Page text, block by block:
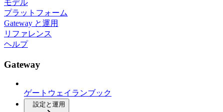
モデル
プラットフォーム
Gateway と運用
リファレンス
ヘルプ
Gateway
ゲートウェイランブック
設定と運用